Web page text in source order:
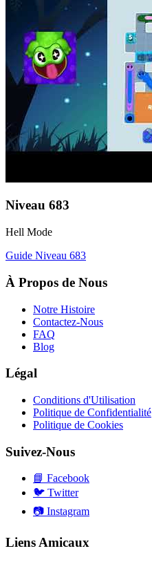
Niveau 683
Hell Mode
Guide Niveau 683
À Propos de Nous
Notre Histoire
Contactez-Nous
FAQ
Blog
Légal
Conditions d'Utilisation
Politique de Confidentialité
Politique de Cookies
Suivez-Nous
📘 Facebook
🐦 Twitter
📷 Instagram
Liens Amicaux